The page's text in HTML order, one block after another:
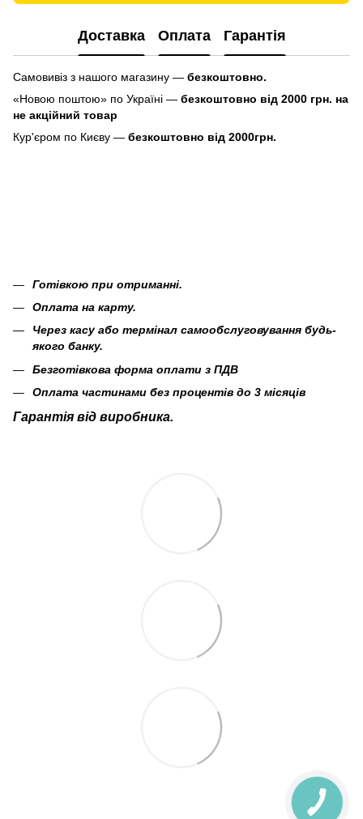
Доставка Оплата Гарантія
Самовивіз з нашого магазину — безкоштовно.
«Новою поштою» по Україні — безкоштовно від 2000 грн. на
не акційний товар
Кур'єром по Києву — безкоштовно від 2000грн.
Готівкою при отриманні.
Оплата на карту.
Через касу або термінал самообслуговування будь-
якого банку.
Безготівкова форма оплати з ПДВ
Оплата частинами без процентів до 3 місяців
Гарантія від виробника.